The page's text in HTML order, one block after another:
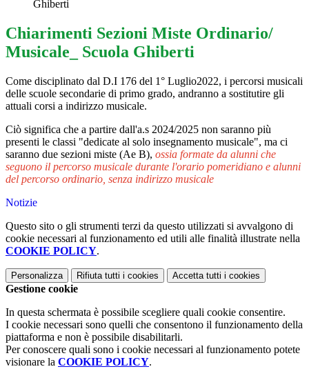
Ghiberti
Chiarimenti Sezioni Miste Ordinario/
Musicale_ Scuola Ghiberti
Come disciplinato dal D.I 176 del 1° Luglio2022, i percorsi musicali
delle scuole secondarie di primo grado, andranno a sostitutire gli
attuali corsi a indirizzo musicale.
Ciò significa che a partire dall'a.s 2024/2025 non saranno più
presenti le classi "dedicate al solo insegnamento musicale", ma ci
saranno due sezioni miste (Ae B), ossia formate da alunni che
seguono il percorso musicale durante l'orario pomeridiano e alunni
del percorso ordinario, senza indirizzo musicale
Notizie
Questo sito o gli strumenti terzi da questo utilizzati si avvalgono di
cookie necessari al funzionamento ed utili alle finalità illustrate nella
COOKIE POLICY.
Personalizza Rifiuta tutti i cookies Accetta tutti i cookies
Gestione cookie
In questa schermata è possibile scegliere quali cookie consentire.
I cookie necessari sono quelli che consentono il funzionamento della
piattaforma e non è possibile disabilitarli.
Per conoscere quali sono i cookie necessari al funzionamento potete
visionare la COOKIE POLICY.